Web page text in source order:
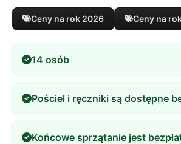
Ceny na rok 2026 Ceny na
14 osób
Pościel i ręczniki są dostępne
Końcowe sprzątanie jest